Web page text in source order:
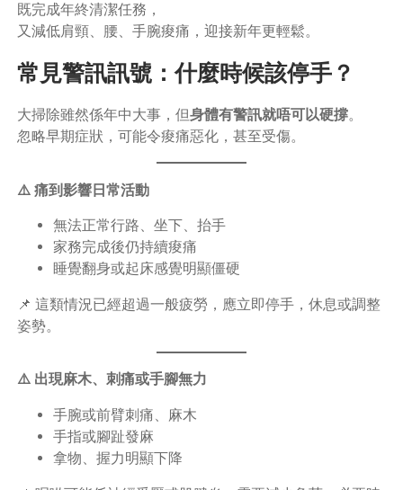
既完成年終清潔任務，
又減低肩頸、腰、手腕痠痛，迎接新年更輕鬆。
常見警訊訊號：什麼時候該停手？
大掃除雖然係年中大事，但身體有警訊就唔可以硬撐。
忽略早期症狀，可能令痠痛惡化，甚至受傷。
⚠️ 痛到影響日常活動
無法正常行路、坐下、抬手
家務完成後仍持續痠痛
睡覺翻身或起床感覺明顯僵硬
📌 這類情況已經超過一般疲勞，應立即停手，休息或調整
姿勢。
⚠️ 出現麻木、刺痛或手腳無力
手腕或前臂刺痛、麻木
手指或腳趾發麻
拿物、握力明顯下降